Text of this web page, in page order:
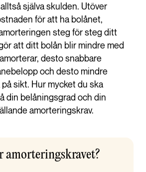
själva skulden. Utöver
för att ha bolånet,
steg för steg ditt
att ditt bolån blir mindre med
desto snabbare
och desto mindre
sikt. Hur mycket du ska
din belåningsgrad och din
amorteringskrav.
amorteringskravet?